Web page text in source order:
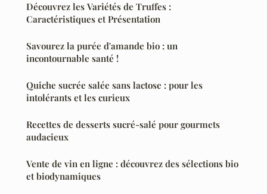
Découvrez les Variétés de Truffes :
Caractéristiques et Présentation
Savourez la purée d'amande bio : un
incontournable santé !
Quiche sucrée salée sans lactose : pour les
intolérants et les curieux
Recettes de desserts sucré-salé pour gourmets
audacieux
Vente de vin en ligne : découvrez des sélections bio
et biodynamiques